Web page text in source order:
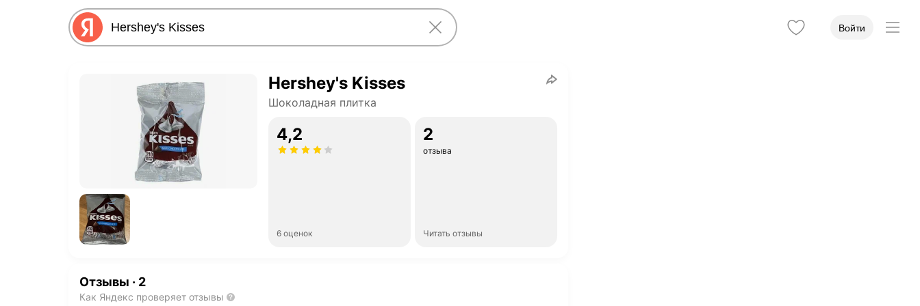
Войти
Hershey's Kisses
Шоколадная плитка
4,2
6 оценок
2
отзыва
Читать отзывы
Отзывы · 2
Как Яндекс проверяет отзывы